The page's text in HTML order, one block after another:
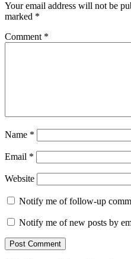
Your email address will not be
marked *
Comment *
Name *
Email *
Website
Notify me of follow-up
Notify me of new posts by